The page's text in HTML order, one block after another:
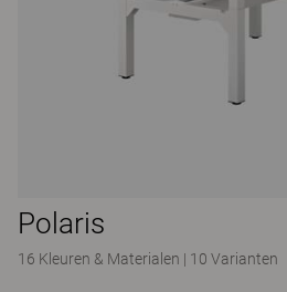
Polaris
16 Kleuren & Materialen | 10 Varianten